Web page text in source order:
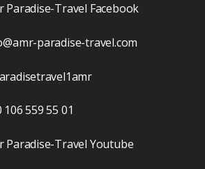
Paradise-Travel Facebook
paradise-travel.com
106 559 55 01
Paradise-Travel Youtube